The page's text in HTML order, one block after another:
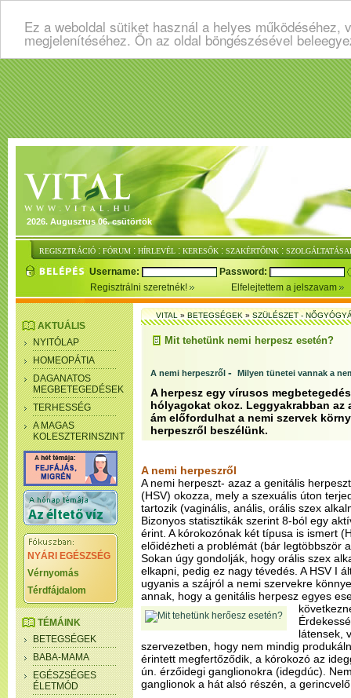
Ez a weboldal sütiket használ a helyes
megjelenítéséhez. Ön az oldal böngészésével
2026. Augusztus 06. csütörtök
REGISZTRÁCIÓ : FÓRUM : HÍRLEVÉL : KERESŐK : SZAKÉRTŐINK :
Username:
Password:
Regisztrálni szeretnék!
Elfelejtettem a jelszavam
AKTUÁLIS
NYITÓLAP
HOMEOPÁTIA
DAGANATOS
MEGBETEGEDÉSEK
TERHESSÉG
A MAGAS
KOLESZTERINSZINT
NYÁRI EGÉSZSÉG
Vérnyomás
Térdfájdalom
TÉMÁINK
BETEGSÉGEK
BABA-MAMA
EGÉSZSÉGES
ÉLETMÓD
VITAL»BETEGSÉGEK»SZÜLÉSZET -
Mit tehetünk nemi herpesz esetén?
A nemi herpeszről - Milyen tünetei vannak a
A herpesz egy vírusos
hólyagokat okoz. Leggyakrabban
ám előfordulhat a nemi szervek
herpeszről beszélünk.
A nemi herpeszről
A nemi herpeszt- azaz a genitális
(HSV) okozza, mely a szexuális úton
tartozik (vaginális, anális, orális szex
Bizonyos statisztikák szerint 8-ból egy
érint. A kórokozónak két típusa is ismert
előidézheti a problémát (bár legtöbbször
Sokan úgy gondolják, hogy orális szex
elkapni, pedig ez nagy tévedés. A HSV I
ugyanis a szájról a nemi szervekre
annak, hogy a genitális herpesz egyes
látensek,
szervezetben, hogy nem mindig
érintett megfertőződik, a kórokozó az
ún. érzőidegi ganglionokra (idegdúc).
ganglionok a hát alsó részén, a